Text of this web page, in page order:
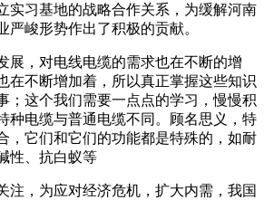
实习基地的战略合作关系，为缓解河南
严峻形势作出了积极的贡献。
展，对电线电缆的需求也在不断的增
在不断增加着，所以真正掌握这些知识
；这个我们需要一点点的学习，慢慢积
种电缆与普通电缆不同。顾名思义，特
，它们和它们的功能都是特殊的，如耐
性、抗白蚁等
注，为应对经济危机，扩大内需，我国